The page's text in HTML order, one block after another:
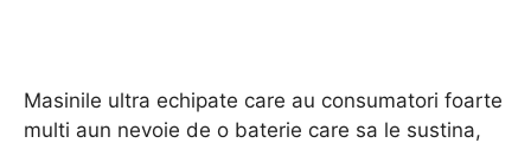
Masinile ultra echipate care au consumatori foarte
multi aun nevoie de o baterie care sa le sustina,